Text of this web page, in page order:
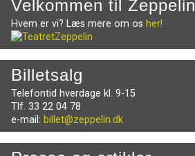
Velkommen til Zeppelin
Hvem er vi? Læs mere om os her!
Billetsalg
Telefontid hverdage kl. 9-15
Tlf. 33 22 04 78
e-mail: billet@zeppelin.dk